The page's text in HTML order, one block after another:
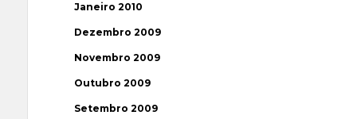
Janeiro 2010
Dezembro 2009
Novembro 2009
Outubro 2009
Setembro 2009